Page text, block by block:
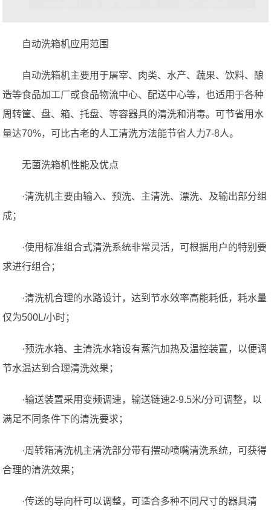
自动洗箱机应用范围
自动洗箱机主要用于屠宰、肉类、水产、蔬果、饮料、酿
造等食品加工厂或食品物流中心、配送中心等，也适用于各种
周转筐、盘、箱、托盘、等容器具的清洗和消毒。可节省用水
量达70%，可比古老的人工清洗方法能节省人力7-8人。
无菌洗箱机性能及优点
·清洗机主要由输入、预洗、主清洗、漂洗、及输出部分组
成；
·使用标准组合式清洗系统非常灵活，可根据用户的特别要
求进行组合；
·清洗机合理的水路设计，达到节水效率高能耗低，耗水量
仅为500L/小时；
·预洗水箱、主清洗水箱设有蒸汽加热及温控装置，以便调
节水温达到合理清洗效果；
·输送装置采用变频调速，输送链速2-9.5米/分可调整，以
满足不同条件下的清洗要求；
·周转箱清洗机主清洗部分带有摆动喷嘴清洗系统，可获得
合理的清洗效果；
·传送的导向杆可以调整，可适合多种不同尺寸的器具清